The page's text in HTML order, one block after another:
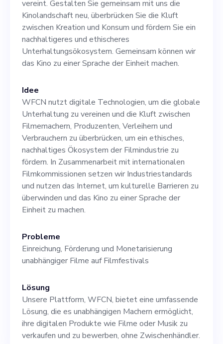
tiefes Verständnis für die
Bedürfnisse unserer Nutzer
haben, dich mit neuen
Technologien auskennen
und über ausgeprägte
Fähigkeiten zur
Problemlösung verfügen. Du
wirst mit unserem Gründer
und Chefarchitekten
zusammenarbeiten, um ein
Produkt zu entwickeln, das
kulturelle Barrieren
Unterhaltungsbranche
vereint. Gestalten Sie
gemeinsam mit uns die
Kinolandschaft neu,
überbrücken Sie die Kluft
zwischen Kreation und
vereint. Gestalten Sie gemeinsam mit uns die
Kinolandschaft neu, überbrücken Sie die Kluft
zwischen Kreation und Konsum und fördern Sie ein
nachhaltigeres und ethischeres
Unterhaltungsökosystem. Gemeinsam können wir
das Kino zu einer Sprache der Einheit machen.
Idee
WFCN nutzt digitale Technologien, um die globale
Unterhaltung zu vereinen und die Kluft zwischen
Filmemachern, Produzenten, Verleihern und
Verbrauchern zu überbrücken, um ein ethisches,
nachhaltiges Ökosystem der Filmindustrie zu
fördern. In Zusammenarbeit mit internationalen
Filmkommissionen setzen wir Industriestandards
und nutzen das Internet, um kulturelle Barrieren zu
überwinden und das Kino zu einer Sprache der
Einheit zu machen.
Probleme
Einreichung, Förderung und Monetarisierung
unabhängiger Filme auf Filmfestivals
Lösung
Unsere Plattform, WFCN, bietet eine umfassende
Lösung, die es unabhängigen Machern ermöglicht,
ihre digitalen Produkte wie Filme oder Musik zu
verkaufen und zu bewerben, ohne Zwischenhändler.